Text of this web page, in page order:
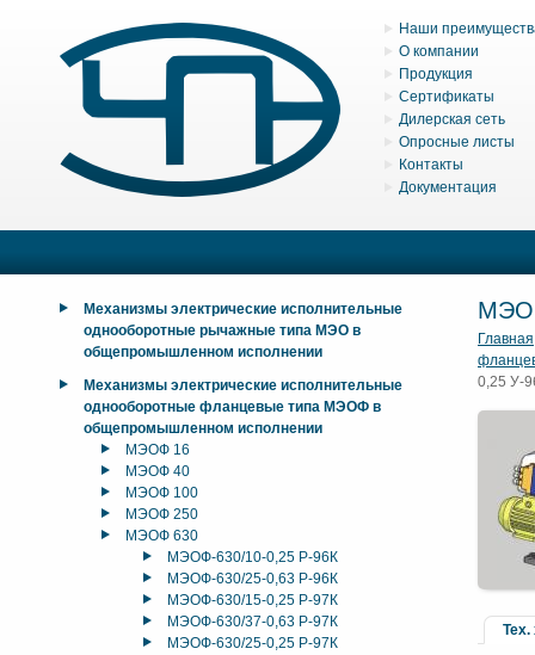
Наши
О компании
Продукция
Сертификаты
Дилерская сеть
Опросные листы
Контакты
Документация
Механизмы электрические исполнительные
однооборотные рычажные типа МЭО в
общепромышленном исполнении
Механизмы электрические исполнительные
однооборотные фланцевые типа МЭОФ в
общепромышленном исполнении
МЭОФ 16
МЭОФ 40
МЭОФ 100
МЭОФ 250
МЭОФ 630
МЭОФ-630/10-0,25 Р-96К
МЭОФ-630/25-0,63 Р-96К
МЭОФ-630/15-0,25 Р-97К
МЭОФ-630/37-0,63 Р-97К
МЭОФ-630/25-0,25 Р-97К
Главная
0,25 У-
Тех.